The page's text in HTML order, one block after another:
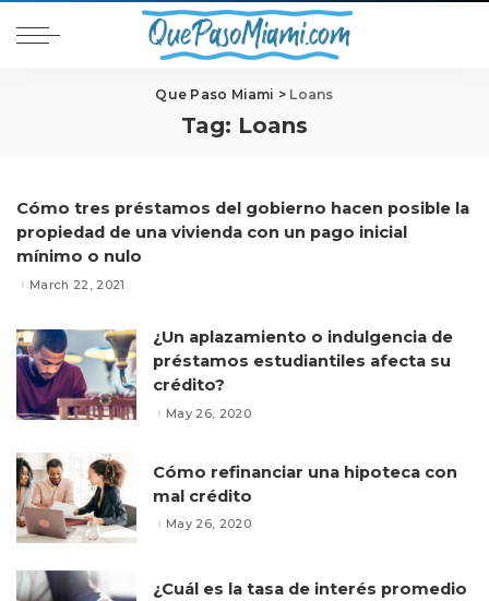
Que Paso Miami > Loans
Tag: Loans
Cómo tres préstamos del gobierno hacen posible la
propiedad de una vivienda con un pago inicial
mínimo o nulo
March 22, 2021
¿Un aplazamiento o indulgencia de
préstamos estudiantiles afecta su
crédito?
May 26, 2020
Cómo refinanciar una hipoteca con
mal crédito
May 26, 2020
¿Cuál es la tasa de interés promedio